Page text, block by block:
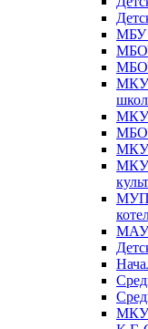
МБУ
МКУ
МУП
МАУ